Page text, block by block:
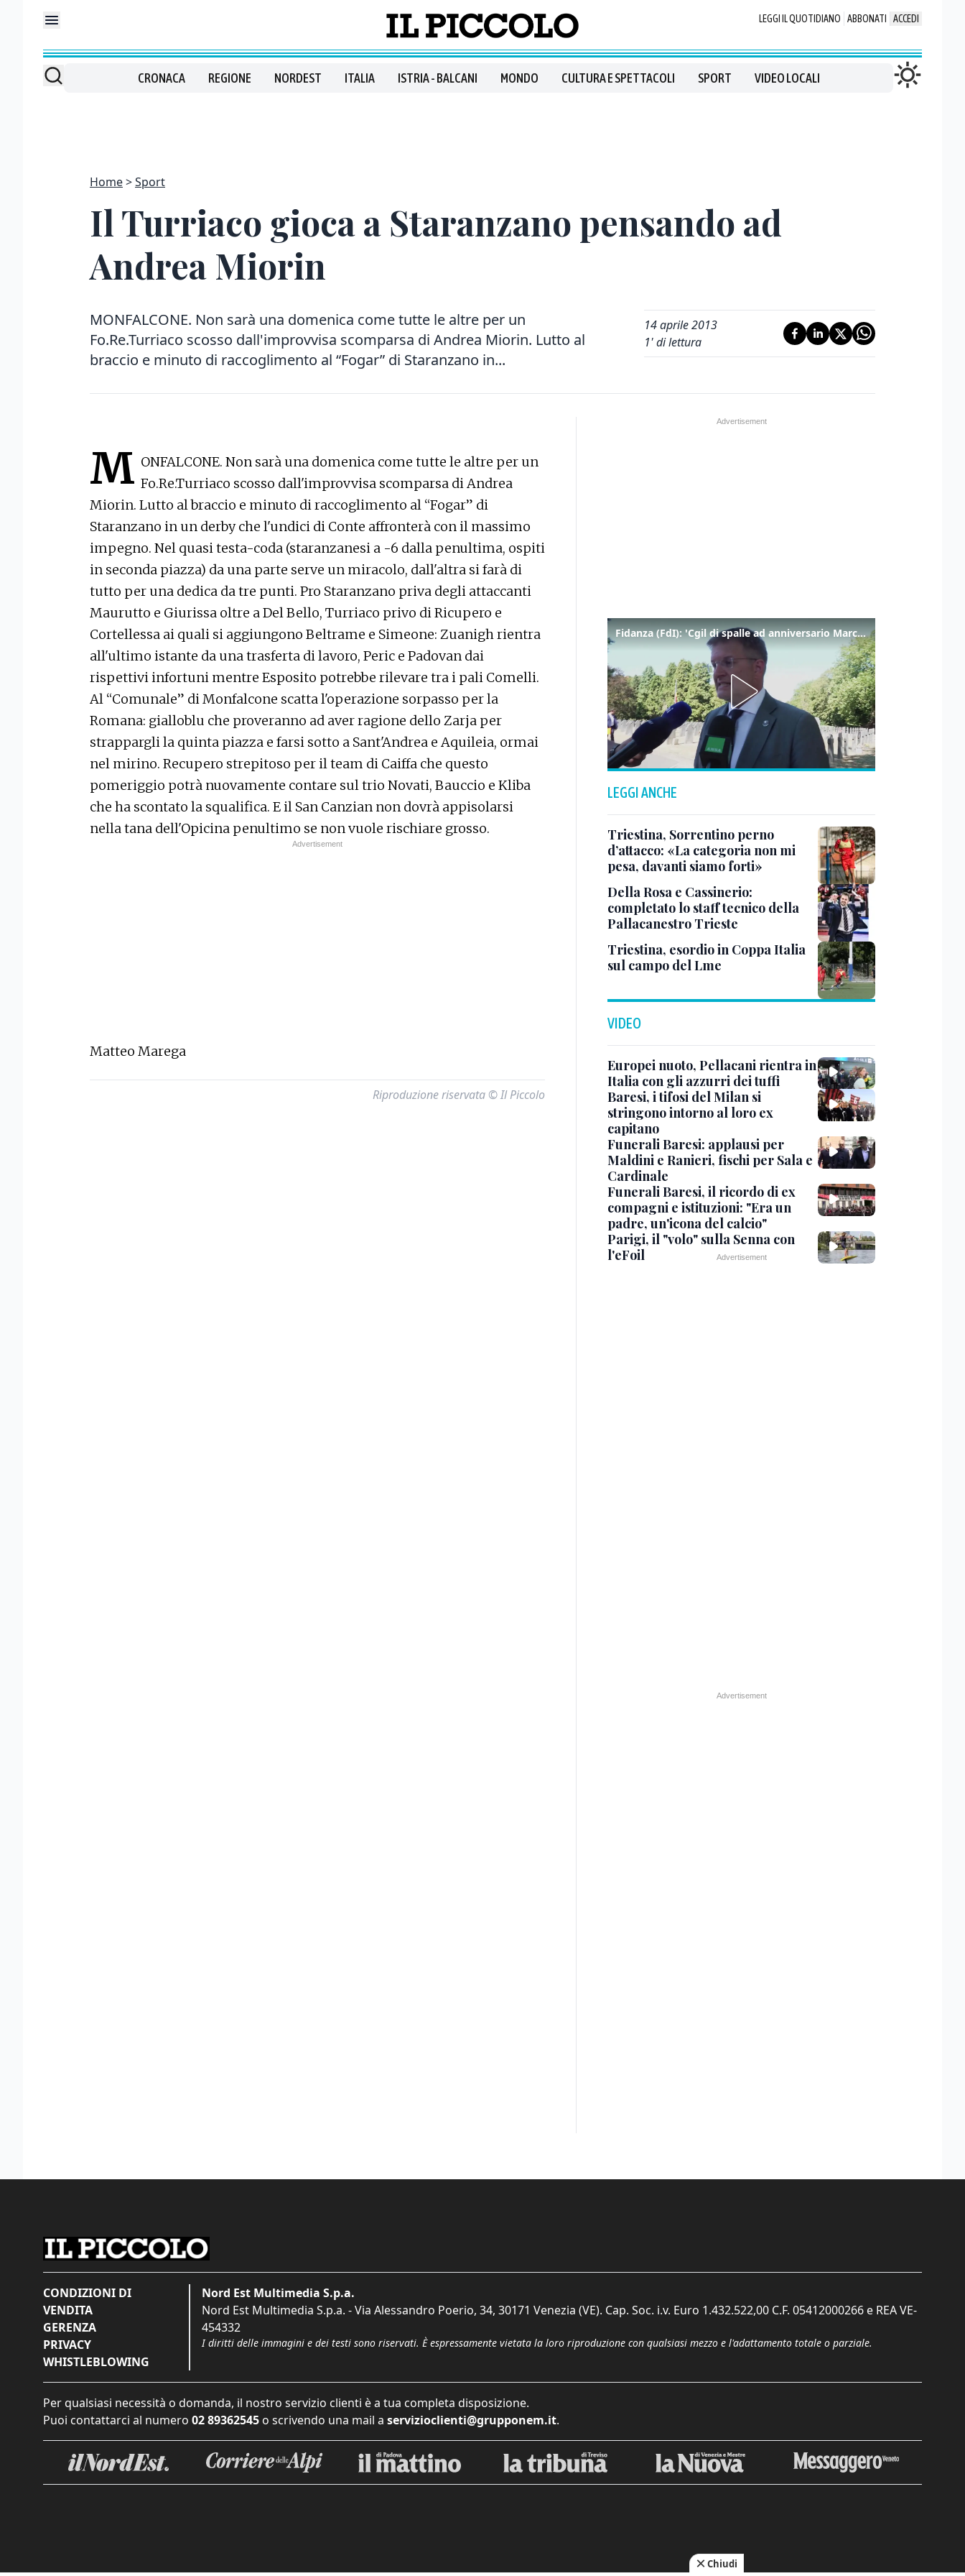
LEGGI IL QUOTIDIANO ABBONATI ACCEDI
CRONACA REGIONE NORDEST ITALIA ISTRIA - BALCANI MONDO CULTURA E SPETTACOLI SPORT VIDEO LOCALI
Home Sport
Il Turriaco gioca a Staranzano pensando ad
Andrea Miorin
MONFALCONE. Non sarà una domenica come tutte le altre per un
Fo.Re.Turriaco scosso dall'improvvisa scomparsa di Andrea Miorin. Lutto al
braccio e minuto di raccoglimento al “Fogar” di Staranzano in...
14 aprile 2013
1' di lettura
M ONFALCONE. Non sarà una domenica come tutte le altre per un
Fo.Re.Turriaco scosso dall'improvvisa scomparsa di Andrea
Miorin. Lutto al braccio e minuto di raccoglimento al “Fogar” di
Staranzano in un derby che l'undici di Conte affronterà con il massimo
impegno. Nel quasi testa-coda (staranzanesi a -6 dalla penultima, ospiti
in seconda piazza) da una parte serve un miracolo, dall'altra si farà di
tutto per una dedica da tre punti. Pro Staranzano priva degli attaccanti
Maurutto e Giurissa oltre a Del Bello, Turriaco privo di Ricupero e
Cortellessa ai quali si aggiungono Beltrame e Simeone: Zuanigh rientra
all'ultimo istante da una trasferta di lavoro, Peric e Padovan dai
rispettivi infortuni mentre Esposito potrebbe rilevare tra i pali Comelli.
Al “Comunale” di Monfalcone scatta l'operazione sorpasso per la
Romana: gialloblu che proveranno ad aver ragione dello Zarja per
strappargli la quinta piazza e farsi sotto a Sant'Andrea e Aquileia, ormai
nel mirino. Recupero strepitoso per il team di Caiffa che questo
pomeriggio potrà nuovamente contare sul trio Novati, Bauccio e Kliba
che ha scontato la squalifica. E il San Canzian non dovrà appisolarsi
nella tana dell'Opicina penultimo se non vuole rischiare grosso.
Matteo Marega
Riproduzione riservata © Il Piccolo
Fidanza (FdI): 'Cgil di spalle ad anniversario Marcinelle mentre La Russa leggeva Mattarella, si vergogni!'
LEGGI ANCHE
Triestina, Sorrentino perno
d’attacco: «La categoria non mi
pesa, davanti siamo forti»
Della Rosa e Cassinerio:
completato lo staff tecnico della
Pallacanestro Trieste
Triestina, esordio in Coppa Italia
sul campo del Lme
VIDEO
Europei nuoto, Pellacani rientra in
Italia con gli azzurri dei tuffi
Baresi, i tifosi del Milan si
stringono intorno al loro ex
capitano
Funerali Baresi: applausi per
Maldini e Ranieri, fischi per Sala e
Cardinale
Funerali Baresi, il ricordo di ex
compagni e istituzioni: "Era un
padre, un'icona del calcio"
Parigi, il "volo" sulla Senna con
l'eFoil
CONDIZIONI DI
VENDITA
GERENZA
PRIVACY
WHISTLEBLOWING
Nord Est Multimedia S.p.a.
Nord Est Multimedia S.p.a. - Via Alessandro Poerio, 34, 30171 Venezia (VE). Cap. Soc. i.v. Euro 1.432.522,00 C.F. 05412000266 e REA VE-
454332
I diritti delle immagini e dei testi sono riservati. È espressamente vietata la loro riproduzione con qualsiasi mezzo e l'adattamento totale o parziale.
Per qualsiasi necessità o domanda, il nostro servizio clienti è a tua completa disposizione.
Puoi contattarci al numero 02 89362545 o scrivendo una mail a servizioclienti@grupponem.it.
Chiudi